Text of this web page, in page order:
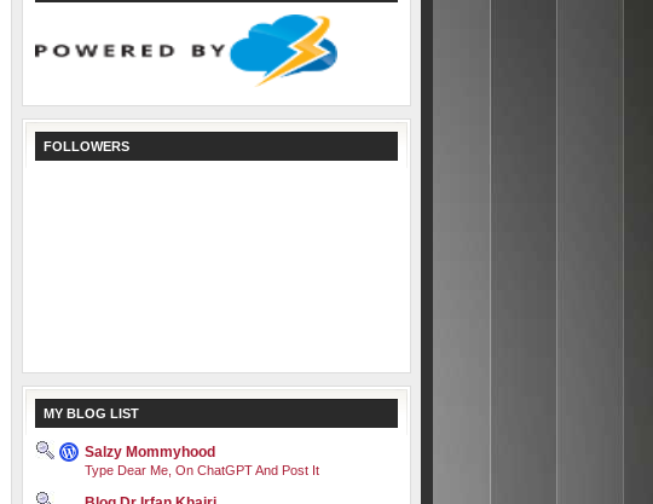
FOLLOWERS
MY BLOG LIST
Salzy Mommyhood
Type Dear Me, On ChatGPT And Post It